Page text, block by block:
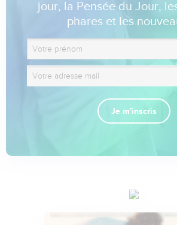
jour, la Pensée du Jour,
phares et les
Je m'inscris